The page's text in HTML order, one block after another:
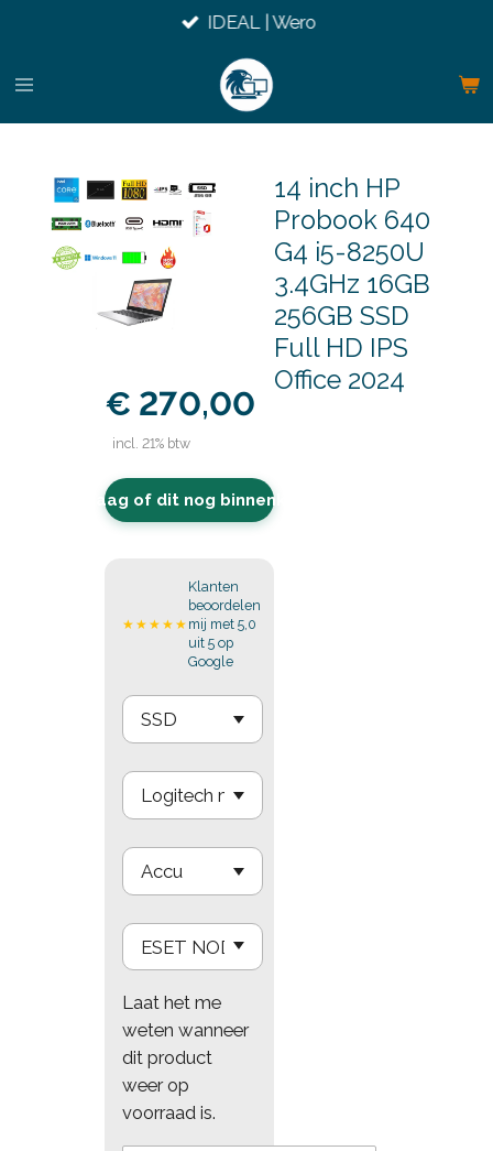
naar
IDEAL | Wero
14 inch HP
Probook 640
G4 i5-8250U
3.4GHz 16GB
256GB SSD
Full HD IPS
Office 2024
€ 270,00
incl. 21% btw
Vraag of dit nog binnenkomt
★★★★★
Klanten
beoordelen
mij met 5,0
uit 5 op
Google
Laat het me
weten wanneer
dit product
weer op
voorraad is.